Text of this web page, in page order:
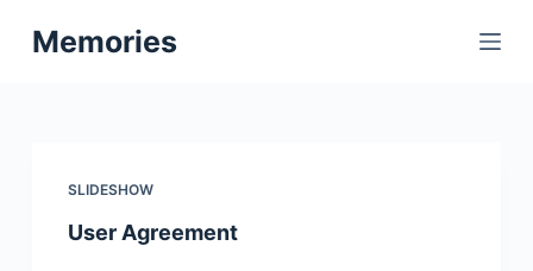
跳
过
Memories
SLIDESHOW
User Agreement